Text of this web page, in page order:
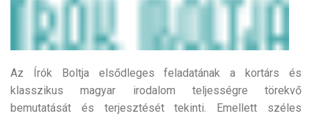
Az Írók Boltja elsődleges feladatának a kortárs és
klasszikus magyar irodalom teljességre törekvő
bemutatását és terjesztését tekinti. Emellett széles